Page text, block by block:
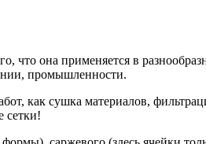
что она применяется в
промышленности.
как сушка материалов,
сетки!